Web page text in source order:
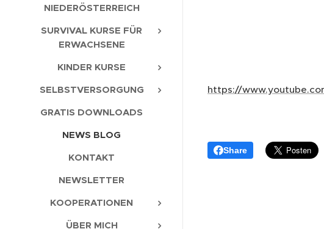
NIEDERÖSTERREICH
SURVIVAL KURSE FÜR
ERWACHSENE
KINDER KURSE
SELBSTVERSORGUNG
GRATIS DOWNLOADS
NEWS BLOG
KONTAKT
NEWSLETTER
KOOPERATIONEN
ÜBER MICH
https://
Share